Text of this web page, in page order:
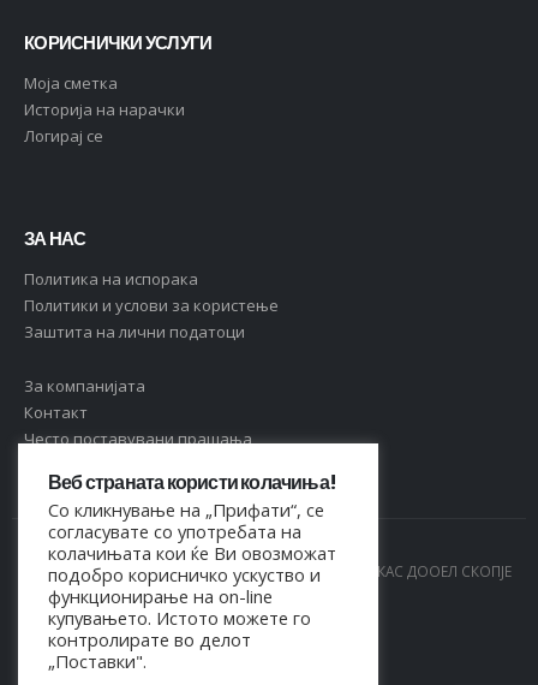
КОРИСНИЧКИ УСЛУГИ
Moja сметка
Историја на нарачки
Логирај се
ЗА НАС
Политика на испорака
Политики и услови за користење
Заштита на лични податоци
За компанијата
Контакт
Често поставувани прашања
© Copyright 2021. Сите права се задржани од МАРКАС ДООЕЛ СКОПЈЕ
- 4044021518150
Веб страната користи колачиња!
Со кликнување на „Прифати“, се
согласувате со употребата на
колачињата кои ќе Ви овозможат
подобро корисничко ускуство и
функционирање на on-line
купувањето. Истото можете го
контролирате во делот
„Поставки".